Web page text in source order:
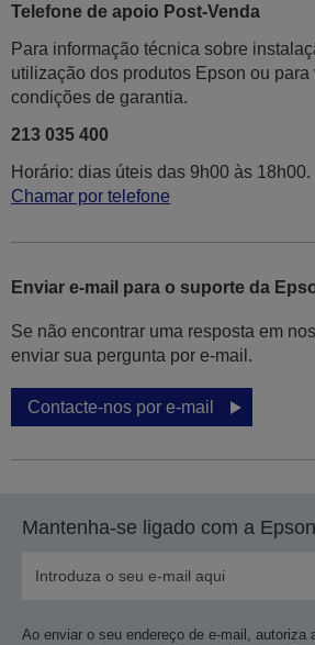
Telefone de apoio Post-Venda
Para informação técnica sobre
utilização dos produtos Epson ou
condições de garantia.
213 035 400
Horário: dias úteis das 9h00 às 18h00.
Chamar por telefone
Enviar e-mail para o suporte da
Se não encontrar uma resposta em
enviar sua pergunta por e-mail.
Contacte-nos por e-mail
Mantenha-se ligado com a Epson
Ao enviar o seu endereço de e-mail, autoriza